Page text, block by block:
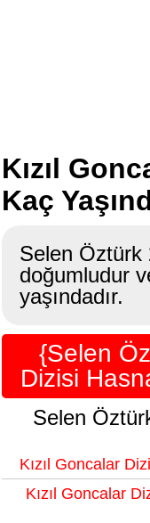
Kızıl
Kaç
Selen Öztürk
doğumludur
yaşındadır.
{Selen
Dizisi
Selen
Kızıl Goncalar
Kızıl Goncalar